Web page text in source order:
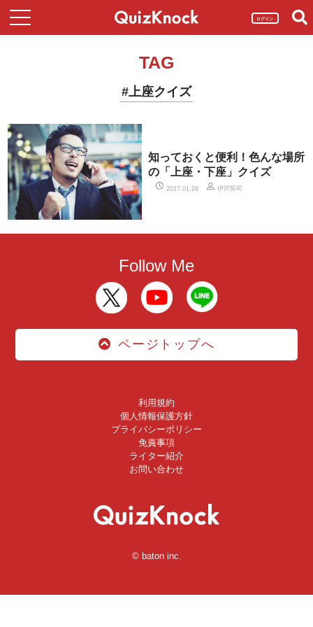
ログイン
TAG
#上座クイズ
知っておくと便利！色んな場所
の「上座・下座」クイズ
2017.01.28 伊沢拓司
Follow Me
ページトップへ
利用規約
個人情報保護方針
プライバシーポリシー
免責事項
ライター紹介
お問い合わせ
© baton inc.